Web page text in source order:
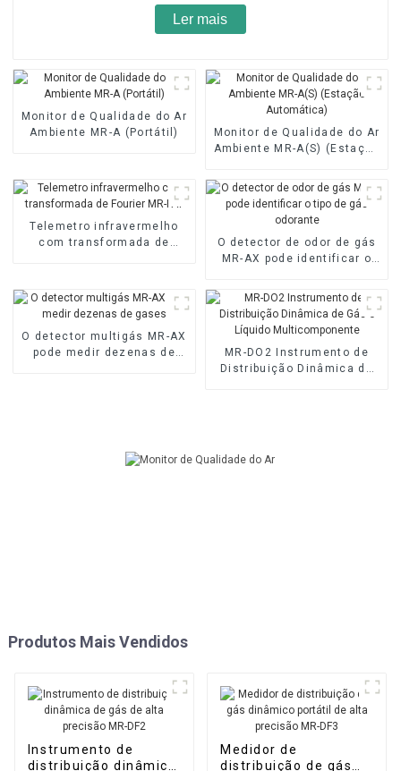
Ler mais
Monitor de Qualidade do Ar
Ambiente MR-A (Portátil)
Monitor de Qualidade do Ar
Ambiente MR-A(S) (Estação
Telemetro infravermelho
com transformada de
O detector de odor de gás
MR-AX pode identificar o
O detector multigás MR-AX
pode medir dezenas de
MR-DO2 Instrumento de
Distribuição Dinâmica de
Produtos Mais Vendidos
Instrumento de
distribuição dinâmica
Medidor de
distribuição de gás